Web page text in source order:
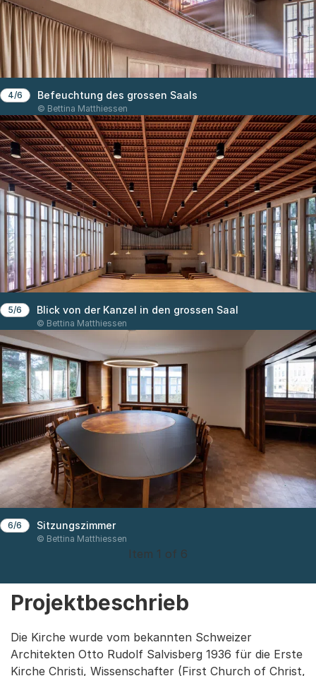
4/6 Befeuchtung des grossen Saals
© Bettina Matthiessen
5/6 Blick von der Kanzel in den grossen Saal
© Bettina Matthiessen
6/6 Sitzungszimmer
© Bettina Matthiessen
Item 1 of 6
Projektbeschrieb
Die Kirche wurde vom bekannten Schweizer
Architekten Otto Rudolf Salvisberg 1936 für die Erste
Kirche Christi, Wissenschafter (First Church of Christ,